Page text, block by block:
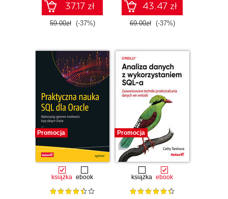
37.17 zł
59.00zł (-37%)
43.47 zł
69.00zł (-37%)
Promocja
książka ebook
Promocja
książka ebook